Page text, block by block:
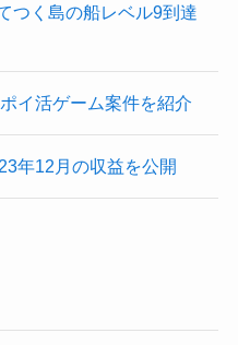
つく島の船レベル9到達
イ活ゲーム案件を紹介
年12月の収益を公開